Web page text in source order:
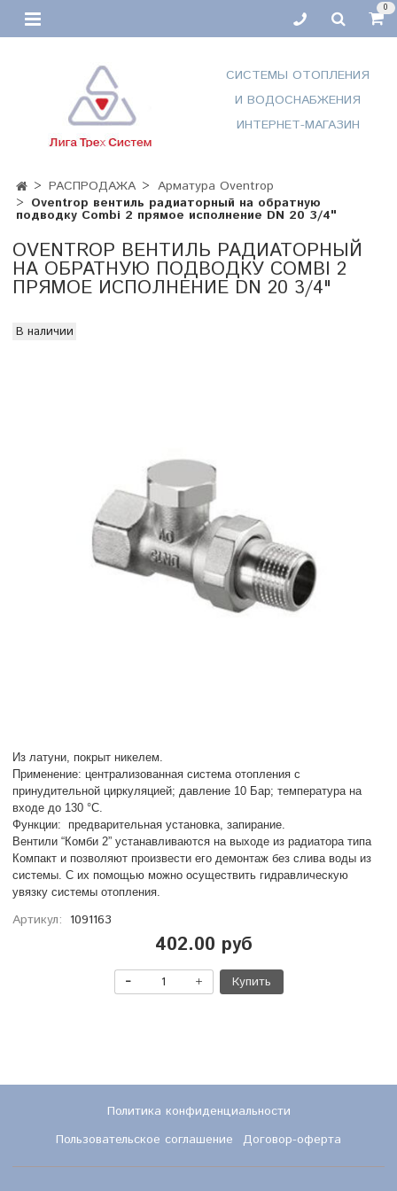
0
СИСТЕМЫ ОТОПЛЕНИЯ
И ВОДОСНАБЖЕНИЯ
ИНТЕРНЕТ-МАГАЗИН
РАСПРОДАЖА
Арматура Oventrop
Oventrop вентиль радиаторный на обратную
подводку Combi 2 прямое исполнение DN 20 3/4"
OVENTROP ВЕНТИЛЬ РАДИАТОРНЫЙ
НА ОБРАТНУЮ ПОДВОДКУ COMBI 2
ПРЯМОЕ ИСПОЛНЕНИЕ DN 20 3/4"
В наличии
Из латуни, покрыт никелем.
Применение: централизованная система отопления с
принудительной циркуляцией; давление 10 Бар; температура на
входе до 130 °С.
Функции: предварительная установка, запирание.
Вентили “Комби 2” устанавливаются на выходе из радиатора типа
Компакт и позволяют произвести его демонтаж без слива воды из
системы. С их помощью можно осуществить гидравлическую
увязку системы отопления.
Артикул: 1091163
402.00 руб
Купить
Политика конфиденциальности
Пользовательское соглашение
Договор-оферта